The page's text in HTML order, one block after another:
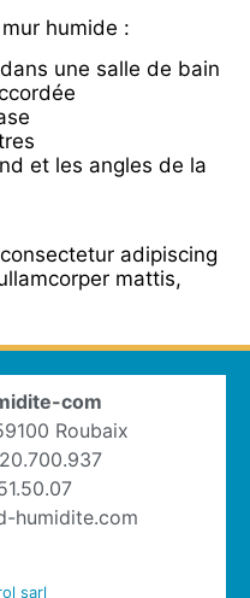
humide :
une salle de bain
et les angles de la
adipiscing
mattis,
com
Roubaix
humidite.com
sarl